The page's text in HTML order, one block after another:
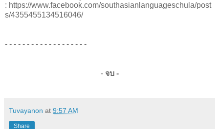
: https://www.facebook.com/southasianlanguageschula/post
s/4355455134516046/
- - - - - - - - - - - - - - - - - - -
-จบ -
Tuvayanon at 9:57 AM
Share